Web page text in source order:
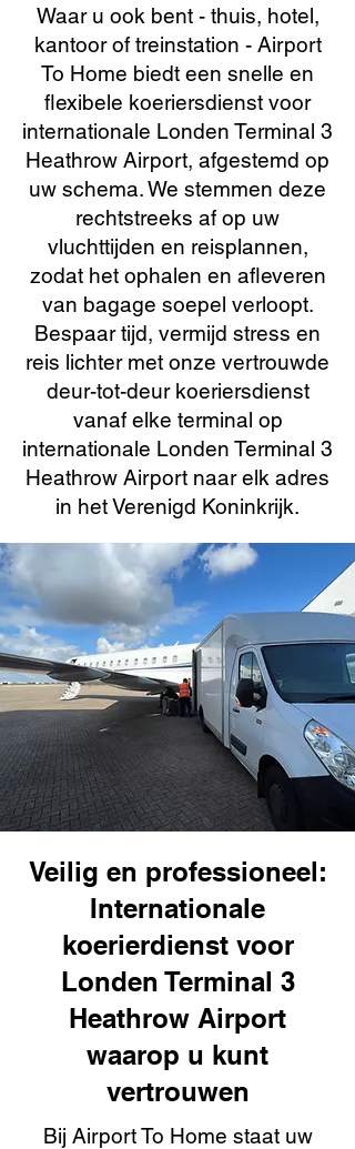
Waar u ook bent - thuis, hotel,
kantoor of treinstation - Airport
To Home biedt een snelle en
flexibele koeriersdienst voor
internationale Londen Terminal 3
Heathrow Airport, afgestemd op
uw schema. We stemmen deze
rechtstreeks af op uw
vluchttijden en reisplannen,
zodat het ophalen en afleveren
van bagage soepel verloopt.
Bespaar tijd, vermijd stress en
reis lichter met onze vertrouwde
deur-tot-deur koeriersdienst
vanaf elke terminal op
internationale Londen Terminal 3
Heathrow Airport naar elk adres
in het Verenigd Koninkrijk.
Veilig en professioneel:
Internationale
koerierdienst voor
Londen Terminal 3
Heathrow Airport
waarop u kunt
vertrouwen
Bij Airport To Home staat uw